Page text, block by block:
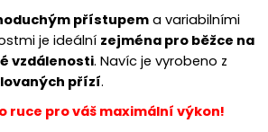
přístupema variabilními
je ideální zejména pro běžce na
vzdálenosti. Navíc je vyrobeno z
přízí.
ruce pro váš maximální výkon!